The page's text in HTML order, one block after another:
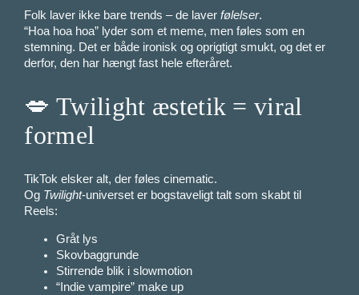
Folk laver ikke bare trends – de laverfølelser.
“Hoa hoa hoa” lyder som et meme, men føles som en
stemning. Det er både ironisk og oprigtigt smukt, og det er
derfor, den har hængt fast hele efteråret.
💋 Twilight æstetik = viral
formel
TikTok elsker alt, der føles cinematic.
Og Twilight-universet er bogstaveligt talt som skabt til
Reels:
Gråt lys
Skovbaggrunde
Stirrende blik i slowmotion
“Indie vampire” make up